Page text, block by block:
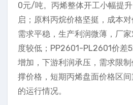
0元/吨。丙烯整体开工小幅提
启；原料丙烷价格坚挺，成本
需求平稳，生产利润微薄，厂
度较低；PP2601-PL2601价差
增加，下游利润承压，需求限
撑价格，短期丙烯盘面价格区
的运行情况。